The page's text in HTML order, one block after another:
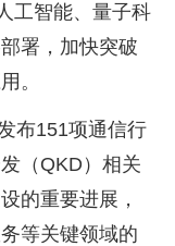
工智能、量子科
署，加快突破
。
布151项通信行
（QKD）相关
的重要进展，
等关键领域的